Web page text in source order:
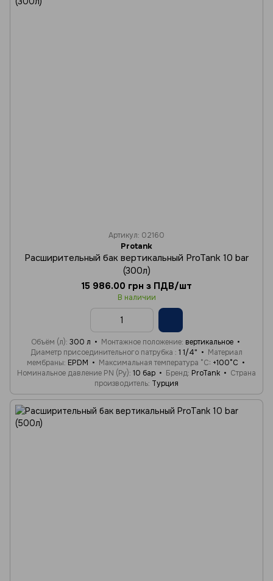
Артикул: 02160
Protank
Расширительный бак вертикальный ProTank 10 bar
(300л)
15 986.00 грн з ПДВ/шт
В наличии
Объём (л) 300 л Монтажное положение вертикальное
Диаметр присоединительного патрубка
1 1/4"
Материал
мембраны EPDM Максимальная температура °C +100°C
Номинальное давление PN (Ру) 10 бар Бренд ProTank
Страна
производитель Турция